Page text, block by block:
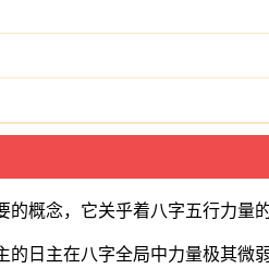
概念，它关乎着八字五行力量
的日主在八字全局中力量极其